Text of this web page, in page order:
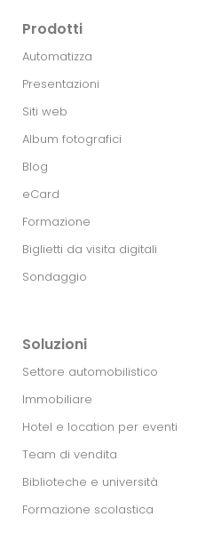
Prodotti
Automatizza
Presentazioni
Siti web
Album fotografici
Blog
eCard
Formazione
Biglietti da visita digitali
Sondaggio
Soluzioni
Settore automobilistico
Immobiliare
Hotel e location per eventi
Team di vendita
Biblioteche e università
Formazione scolastica